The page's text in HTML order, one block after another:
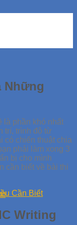
Những
là phần khó nhất
trí, trình độ từ
có chiến thuật chia
phải làm xong 3
bị cho mình
cần biết về bài thi
Writing